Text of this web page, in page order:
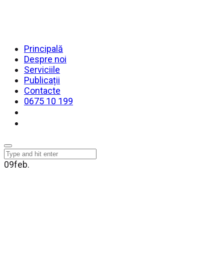
Principală
Despre noi
Serviciile
Publicații
Contacte
0675 10 199
09feb.